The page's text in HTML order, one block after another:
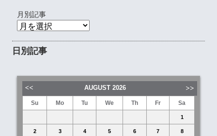
月別記事
日別記事
AUGUST 2026
Su Mo Tu We Th Fr Sa
1
2 3 4 5 6 7 8